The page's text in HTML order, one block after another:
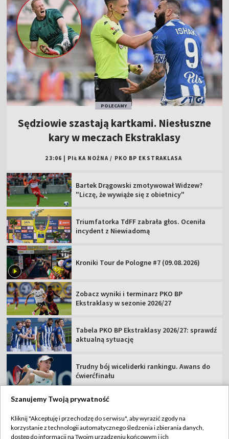
POLECAMY
Sędziowie szastają kartkami. Niesłuszne
kary w meczach Ekstraklasy
23:06 PIŁKA NOŻNA / PKO BP EKSTRAKLASA
Bartek Drągowski zmotywował Widzew?
"Liczę, że wywiąże się z obietnicy"
Triumfatorka TdFF zabrała głos. Oceniła
incydent z Niewiadomą
Kroniki Tour de Pologne #7 (09.08.2026)
Zobacz wyniki i terminarz PKO BP
Ekstraklasy w sezonie 2026/27
Tabela PKO BP Ekstraklasy 2026/27: sprawdź
aktualną sytuację
Trudny bój wiceliderki rankingu. Awans do
ćwierćfinału
TVP
Szanujemy Twoją prywatność
Kliknij "Akceptuję i przechodzę do serwisu", aby wyrazić zgody na
korzystanie z technologii automatycznego śledzenia i zbierania danych,
dostęp do informacji na Twoim urządzeniu końcowym i ich